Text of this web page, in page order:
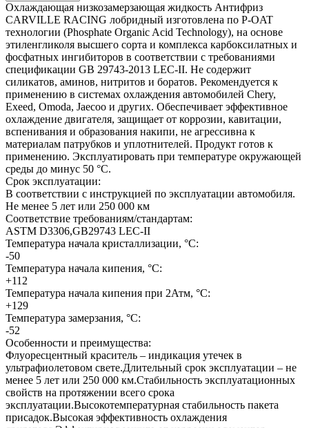
Охлаждающая низкозамерзающая жидкость Антифриз
CARVILLE RACING лобридный изготовлена по Р-OAT
технологии (Phosphate Organic Acid Technology), на основе
этиленгликоля высшего сорта и комплекса карбоксилатных и
фосфатных ингибиторов в соответствии с требованиями
спецификации GB 29743-2013 LEC-II. Не содержит
силикатов, аминов, нитритов и боратов. Рекомендуется к
применению в системах охлаждения автомобилей Chery,
Exeed, Omoda, Jaecoo и других. Обеспечивает эффективное
охлаждение двигателя, защищает от коррозии, кавитации,
вспенивания и образования накипи, не агрессивна к
материалам патрубков и уплотнителей. Продукт готов к
применению. Эксплуатировать при температуре окружающей
среды до минус 50 °С.
Срок эксплуатации:
В соответствии с инструкцией по эксплуатации автомобиля.
Не менее 5 лет или 250 000 км
Соответствие требованиям/стандартам:
ASTM D3306,GB29743 LEC-II
Температура начала кристаллизации, °С:
-50
Температура начала кипения, °C:
+112
Температура начала кипения при 2Атм, °С:
+129
Температура замерзания, °С:
-52
Особенности и преимущества:
Флуоресцентный краситель – индикация утечек в
ультрафиолетовом свете.Длительный срок эксплуатации – не
менее 5 лет или 250 000 км.Стабильность эксплуатационных
свойств на протяжении всего срока
эксплуатации.Высокотемпературная стабильность пакета
присадок.Высокая эффективность охлаждения